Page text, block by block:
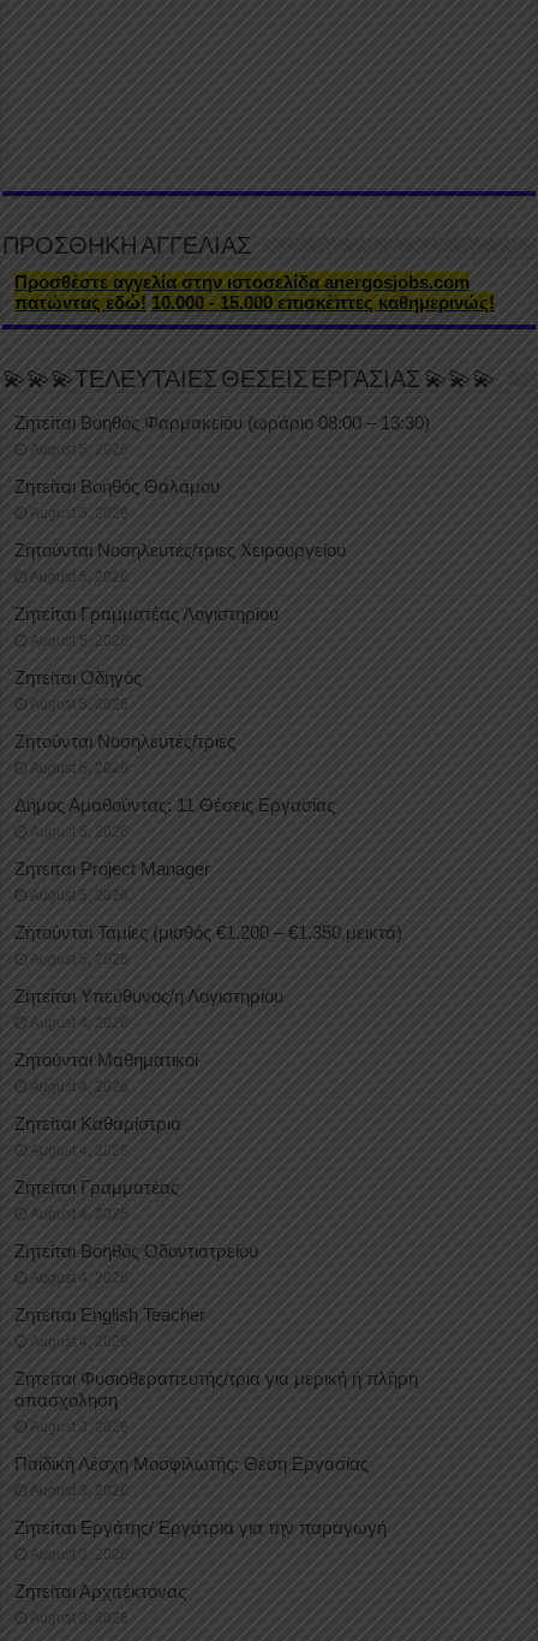
ΠΡΟΣΘΗΚΗ ΑΓΓΕΛΙΑΣ
Προσθέστε αγγελία στην ιστοσελίδα anergosjobs.com
πατώντας εδώ! 10.000 - 15.000 επισκέπτες καθημερινώς!
💫💫💫ΤΕΛΕΥΤΑΙΕΣ ΘΕΣΕΙΣ ΕΡΓΑΣΙΑΣ 💫💫💫
Ζητείται Βοηθός Φαρμακείου (ωράριο 08:00 – 13:30)
August 5, 2026
Ζητείται Βοηθός Θαλάμου
August 5, 2026
Ζητούνται Νοσηλευτές/τριες Χειρουργείου
August 5, 2026
Ζητείται Γραμματέας Λογιστηρίου
August 5, 2026
Ζητείται Οδηγός
August 5, 2026
Ζητούνται Νοσηλευτές/τριες
August 5, 2026
Δήμος Αμαθούντας: 11 Θέσεις Εργασίας
August 5, 2026
Ζητείται Project Manager
August 5, 2026
Ζητούνται Ταμίες (μισθός €1.200 – €1.350 μεικτά)
August 5, 2026
Ζητείται Υπεύθυνος/η Λογιστηρίου
August 4, 2026
Ζητούνται Μαθηματικοί
August 4, 2026
Ζητείται Καθαρίστρια
August 4, 2026
Ζητείται Γραμματέας
August 4, 2026
Ζητείται Βοηθός Οδοντιατρείου
August 4, 2026
Ζητείται English Teacher
August 4, 2026
Ζητείται Φυσιοθεραπευτής/τρια για μερική ή πλήρη
απασχόληση
August 3, 2026
Παιδική Λέσχη Μοσφιλωτής: Θέση Εργασίας
August 3, 2026
Ζητείται Εργάτης/ Εργάτρια για την παραγωγή
August 3, 2026
Ζητείται Αρχιτέκτονας
August 3, 2026